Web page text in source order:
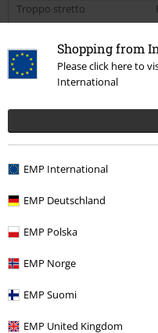
Shopping from
Please click here to
International
EMP International
EMP Deutschland
EMP Polska
EMP Norge
EMP Suomi
EMP United Kingdom
Troppo stretto
Troppo corto
Recensione verificata
Altezza
Taglia